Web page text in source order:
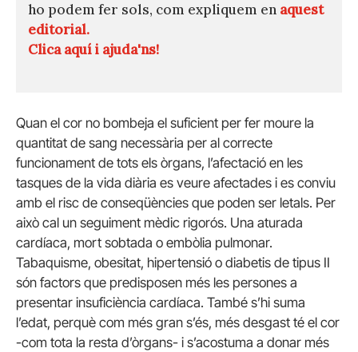
ho podem fer sols, com expliquem en aquest
editorial.
Clica aquí i ajuda'ns!
Quan el cor no bombeja el suficient per fer moure la
quantitat de sang necessària per al correcte
funcionament de tots els òrgans, l’afectació en les
tasques de la vida diària es veure afectades i es conviu
amb el risc de conseqüències que poden ser letals. Per
això cal un seguiment mèdic rigorós. Una aturada
cardíaca, mort sobtada o embòlia pulmonar.
Tabaquisme, obesitat, hipertensió o diabetis de tipus II
són factors que predisposen més les persones a
presentar insuficiència cardíaca. També s’hi suma
l’edat, perquè com més gran s’és, més desgast té el cor
-com tota la resta d’òrgans- i s’acostuma a donar més